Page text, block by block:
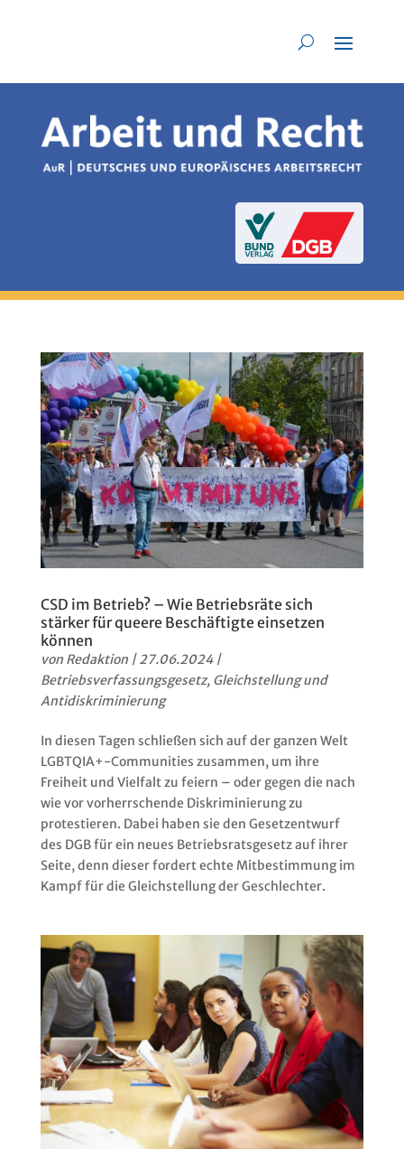
CSD im Betrieb? – Wie Betriebsräte sich
stärker für queere Beschäftigte einsetzen
können
von Redaktion|27.06.2024|
Betriebsverfassungsgesetz, Gleichstellung und
Antidiskriminierung
In diesen Tagen schließen sich auf der ganzen Welt
LGBTQIA+-Communities zusammen, um ihre
Freiheit und Vielfalt zu feiern – oder gegen die nach
wie vor vorherrschende Diskriminierung zu
protestieren. Dabei haben sie den Gesetzentwurf
des DGB für ein neues Betriebsratsgesetz auf ihrer
Seite, denn dieser fordert echte Mitbestimmung im
Kampf für die Gleichstellung der Geschlechter.